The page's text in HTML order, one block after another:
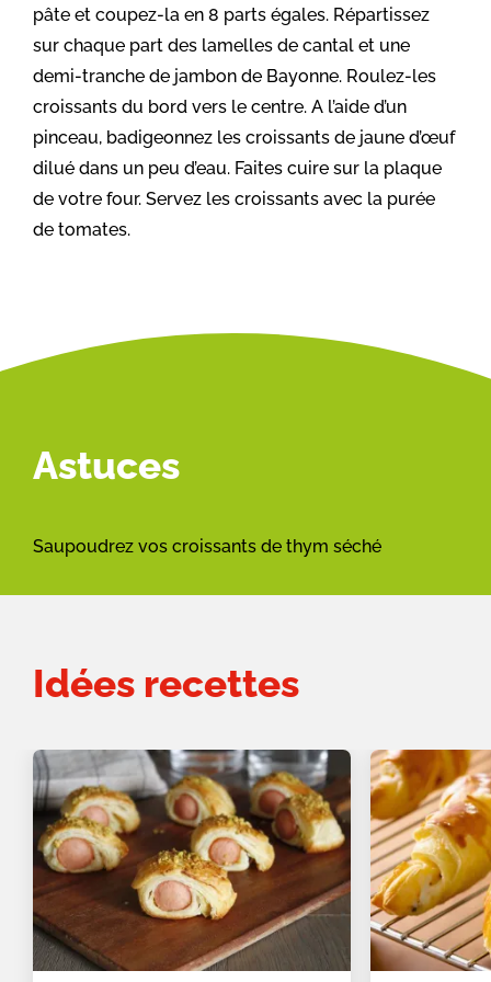
pâte et coupez-la en 8 parts égales. Répartissez
sur chaque part des lamelles de cantal et une
demi-tranche de jambon de Bayonne. Roulez-les
croissants du bord vers le centre. A l’aide d’un
pinceau, badigeonnez les croissants de jaune d’œuf
dilué dans un peu d’eau. Faites cuire sur la plaque
de votre four. Servez les croissants avec la purée
de tomates.
Astuces
Saupoudrez vos croissants de thym séché
Idées recettes